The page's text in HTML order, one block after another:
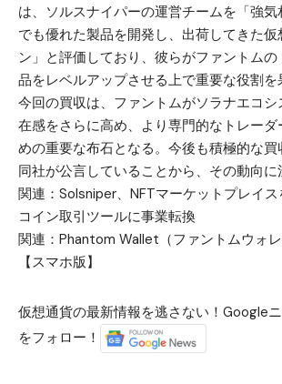
は、ソルスナイパーの運営チームを「強
でも優れた製品を開発し、出荷してきた仮
ン」と評価しており、彼らがファントム
品をレベルアップさせる上で重要な役割を
今回の買収は、ファントムがソラナエコ
在感をさらに高め、より専門的なトレー
めの重要な布石となる。今後も積極的な買
同社が公言していることから、その動向に
関連： Solsniper、NFTマーケットプレイ
コイン取引ツールに事業転換
関連： Phantom Wallet（ファントムウォ
【スマホ版】
仮想通貨の最新情報を逃さない！Google
をフォロー！